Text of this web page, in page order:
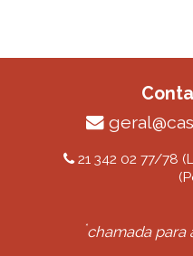
21 342 02 77/78
*chamada para